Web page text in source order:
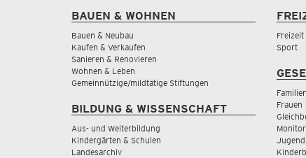
BAUEN & WOHNEN
Bauen & Neubau
Kaufen & Verkaufen
Sanieren & Renovieren
Wohnen & Leben
Gemeinnützige/mildtätige Stiftungen
BILDUNG & WISSENSCHAFT
Aus- und Weiterbildung
Kindergärten & Schulen
Landesarchiv
Sport
Familien
Frauen
Jugend